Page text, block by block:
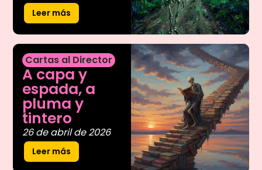
Leer más
Cartas al Director
A capa y
espada, a
pluma y
tintero
26 de abril de 2026
Leer más